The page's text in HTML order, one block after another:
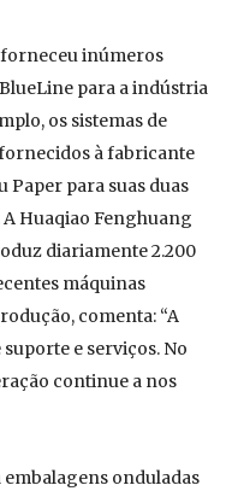
forneceu inúmeros
para a indústria
os sistemas de
à fabricante
Paper para suas duas
A Huaqiao Fenghuang
diariamente 2.200
máquinas
comenta: “A
e serviços. No
continue a nos
embalagens onduladas